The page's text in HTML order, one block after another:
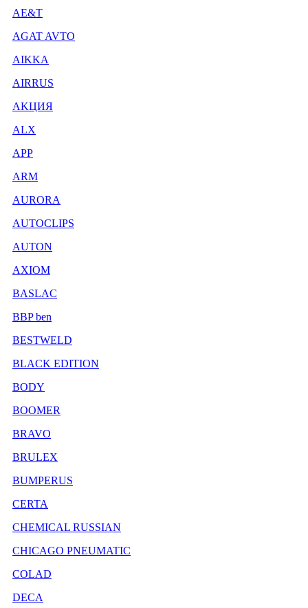
AE&T
AGAT AVTO
AIKKA
AIRRUS
AKЦИЯ
ALX
APP
ARM
AURORA
AUTOCLIPS
AUTON
AXIOM
BASLAC
BBP ben
BESTWELD
BLACK EDITION
BODY
BOOMER
BRAVO
BRULEX
BUMPERUS
CERTA
CHEMICAL RUSSIAN
CHICAGO PNEUMATIC
COLAD
DECA